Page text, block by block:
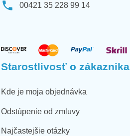
00421 35 228 99 14
Starostlivosť o zákaznika
Kde je moja objednávka
Odstúpenie od zmluvy
Najčastejšie otázky